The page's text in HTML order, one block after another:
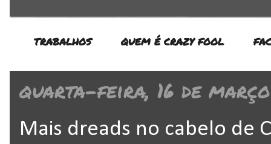
TRABALHOS QUEM É CRAZY FOOL
quarta-feira, 16 de março
Mais dreads no cabelo de